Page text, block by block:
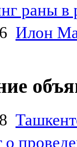
раны в
Илон
о